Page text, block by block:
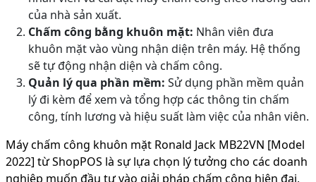
của nhà sản xuất.
Chấm công bằng khuôn mặt: Nhân viên đưa
khuôn mặt vào vùng nhận diện trên máy. Hệ thống
sẽ tự động nhận diện và chấm công.
Quản lý qua phần mềm: Sử dụng phần mềm quản
lý đi kèm để xem và tổng hợp các thông tin chấm
công, tính lương và hiệu suất làm việc của nhân viên.
Máy chấm công khuôn mặt Ronald Jack MB22VN [Model
2022] từ ShopPOS là sự lựa chọn lý tưởng cho các doanh
nghiệp muốn đầu tư vào giải pháp chấm công hiện đại,